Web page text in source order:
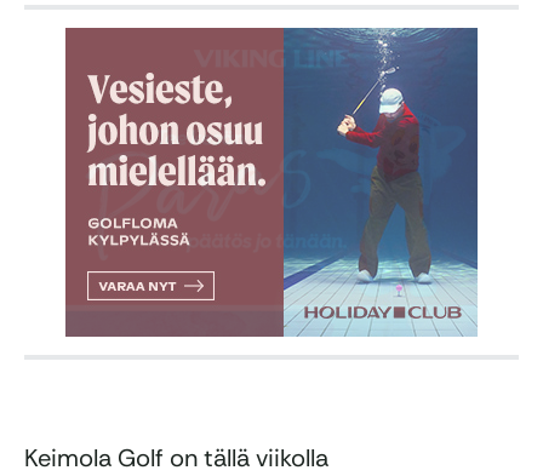
Keimola Golf on tällä viikolla